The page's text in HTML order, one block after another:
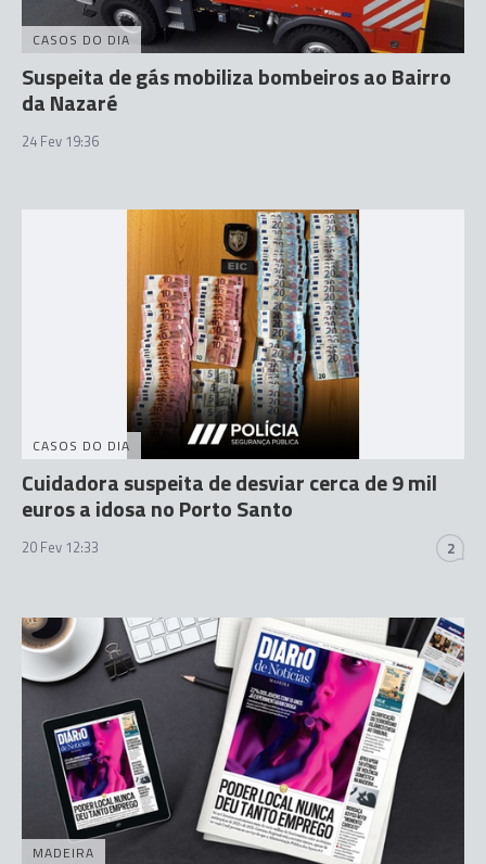
CASOS DO DIA
Suspeita de gás mobiliza bombeiros ao Bairro
da Nazaré
24 Fev 19:36
CASOS DO DIA
Cuidadora suspeita de desviar cerca de 9 mil
euros a idosa no Porto Santo
20 Fev 12:33 2
MADEIRA